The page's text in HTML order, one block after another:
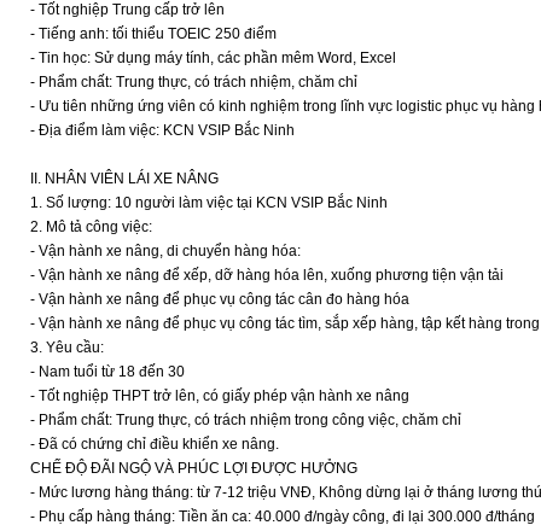
- Tốt nghiệp Trung cấp trở lên
- Tiếng anh: tối thiểu TOEIC 250 điểm
- Tin học: Sử dụng máy tính, các phần mêm Word, Excel
- Phẩm chất: Trung thực, có trách nhiệm, chăm chỉ
- Ưu tiên những ứng viên có kinh nghiệm trong lĩnh vực logistic phục vụ hàng
- Địa điểm làm việc: KCN VSIP Bắc Ninh
II. NHÂN VIÊN LÁI XE NÂNG
1. Số lượng: 10 người làm việc tại KCN VSIP Bắc Ninh
2. Mô tả công việc:
- Vận hành xe nâng, di chuyển hàng hóa:
- Vận hành xe nâng để xếp, dỡ hàng hóa lên, xuống phương tiện vận tải
- Vận hành xe nâng để phục vụ công tác cân đo hàng hóa
- Vận hành xe nâng để phục vụ công tác tìm, sắp xếp hàng, tập kết hàng
3. Yêu cầu:
- Nam tuổi từ 18 đến 30
- Tốt nghiệp THPT trở lên, có giấy phép vận hành xe nâng
- Phẩm chất: Trung thực, có trách nhiệm trong công việc, chăm chỉ
- Đã có chứng chỉ điều khiển xe nâng.
CHẾ ĐỘ ĐÃI NGỘ VÀ PHÚC LỢI ĐƯỢC HƯỞNG
- Mức lương hàng tháng: từ 7-12 triệu VNĐ, Không dừng lại ở tháng lương
- Phụ cấp hàng tháng: Tiền ăn ca: 40.000 đ/ngày công, đi lại 300.000 đ/tháng